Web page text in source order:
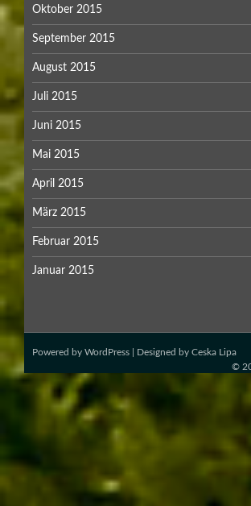
Oktober 2015
September 2015
August 2015
Juli 2015
Juni 2015
Mai 2015
April 2015
März 2015
Februar 2015
Januar 2015
Powered by WordPress | Designed by Ceska Lipa
©